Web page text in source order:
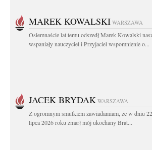
MAREK KOWALSKI WARSZAWA
Osiemnaście lat temu odszedł Marek Kowalski
wspaniały nauczyciel i Przyjaciel wspomnienie o...
JACEK BRYDAK WARSZAWA
Z ogromnym smutkiem zawiadamiam, że w dniu 22
lipca 2026 roku zmarł mój ukochany Brat...